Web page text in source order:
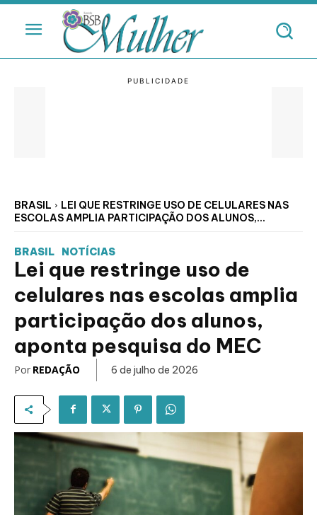
BRASIL
LEI QUE RESTRINGE USO DE CELULARES NAS
ESCOLAS AMPLIA PARTICIPAÇÃO DOS ALUNOS,...
BRASIL NOTÍCIAS
Lei que restringe uso de
celulares nas escolas amplia
participação dos alunos,
aponta pesquisa do MEC
Por REDAÇÃO 6 de julho de 2026